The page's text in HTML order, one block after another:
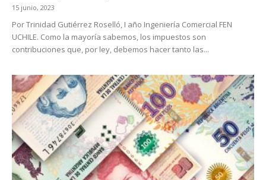
15 junio, 2023
Por Trinidad Gutiérrez Roselló, I año Ingeniería Comercial FEN
UCHILE. Como la mayoría sabemos, los impuestos son
contribuciones que, por ley, debemos hacer tanto las...